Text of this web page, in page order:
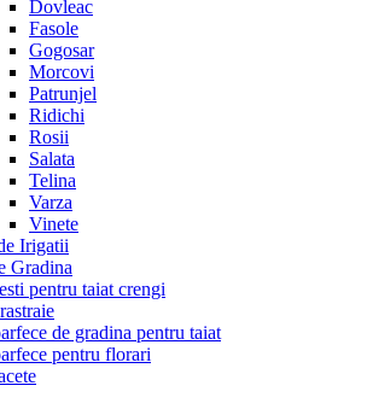
Dovleac
Fasole
Gogosar
Morcovi
Patrunjel
Ridichi
Rosii
Salata
Telina
Varza
Vinete
Irigatii
Gradina
pentru taiat crengi
de gradina pentru taiat
pentru florari